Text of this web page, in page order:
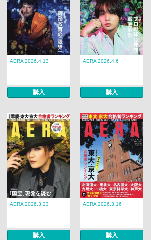
AERA 2026.4.13
購入
AERA 2026.4.6
購入
AERA 2026.3.23
購入
AERA 2026.3.16
購入